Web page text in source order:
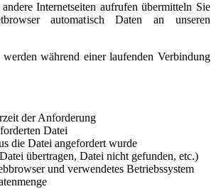
Internetseiten aufrufen übermitteln Sie
automatisch Daten an unseren
während einer laufenden Verbindung
der Anforderung
Datei
die Datei angefordert wurde
übertragen, Datei nicht gefunden, etc.)
und verwendetes Betriebssystem